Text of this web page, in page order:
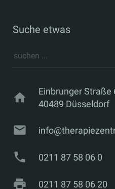
Suche etwas
home
Einbrunger Straße
40489 Düsseldorf
mail
phone 0211 87 58 06 0
print 0211 87 58 06 20